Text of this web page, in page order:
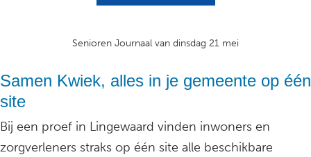
Senioren Journaal van dinsdag 21 mei
Samen Kwiek, alles in je gemeente op één
site
Bij een proef in Lingewaard vinden inwoners en
zorgverleners straks op één site alle beschikbare